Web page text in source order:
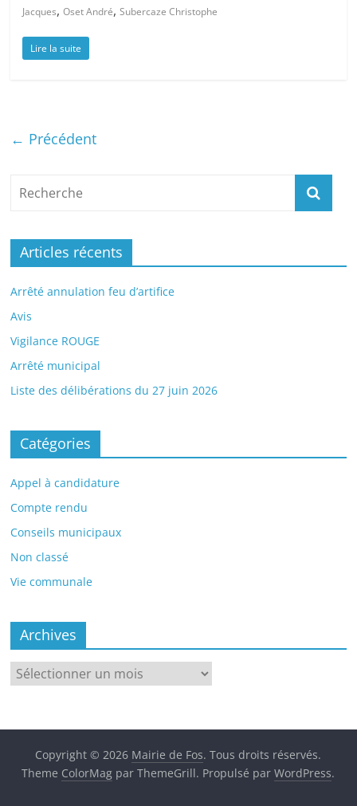
Jacques,Oset André,Subercaze Christophe
Lire la suite
← Précédent
Articles récents
Arrêté annulation feu d’artifice
Avis
Vigilance ROUGE
Arrêté municipal
Liste des délibérations du 27 juin 2026
Catégories
Appel à candidature
Compte rendu
Conseils municipaux
Non classé
Vie communale
Archives
Archives
Copyright © 2026 Mairie de Fos. Tous droits réservés.
Theme ColorMag par ThemeGrill. Propulsé parWordPress.